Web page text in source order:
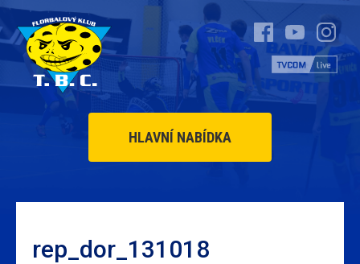
HLAVNÍ NABÍDKA
rep_dor_131018